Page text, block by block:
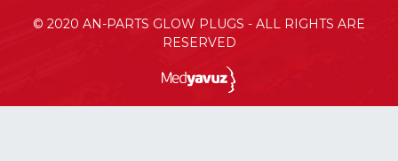
© 2020 AN-PARTS GLOW PLUGS - ALL RIGHTS ARE
RESERVED